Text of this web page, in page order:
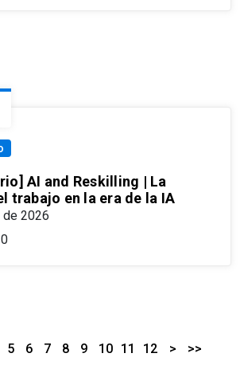
AI and Reskilling | La
trabajo en la era de la IA
de 2026
5 6 7 8 9 10 11 12 > >>